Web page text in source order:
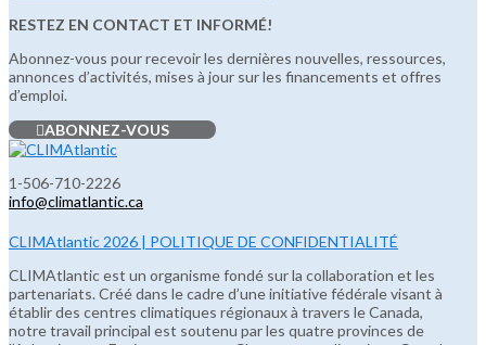
RESTEZ EN CONTACT ET INFORMÉ!
Abonnez-vous pour recevoir les dernières nouvelles, ressources,
annonces d’activités, mises à jour sur les financements et offres
d’emploi.
ABONNEZ-VOUS
1-506-710-2226
info@climatlantic.ca
CLIMAtlantic 2026 | POLITIQUE DE CONFIDENTIALITÉ
CLIMAtlantic est un organisme fondé sur la collaboration et les
partenariats. Créé dans le cadre d’une initiative fédérale visant à
établir des centres climatiques régionaux à travers le Canada,
notre travail principal est soutenu par les quatre provinces de